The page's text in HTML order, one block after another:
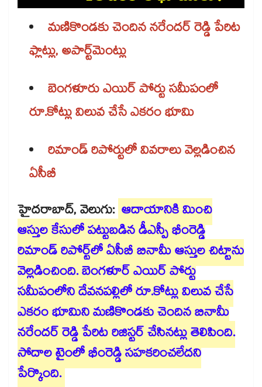
మణికొండకు చెందిన నరేందర్ రెడ్డి పేరిట
ఫ్లాట్లు, అపార్ట్‌‌‌‌‌‌‌‌మెంట్లు
బెంగళూరు ఎయిర్ పోర్టు సమీపంలో
రూ.కోట్లు విలువ చేసే ఎకరం భూమి
రిమాండ్ రిపోర్టులో వివరాలు వెల్లడించిన
ఏసీబీ
హైదరాబాద్‌‌‌‌‌‌‌‌, వెలుగు: ఆదాయానికి మించి
ఆస్తుల కేసులో పట్టుబడిన డీఎస్పీ భీంరెడ్డి
రిమాండ్ రిపోర్ట్‌‌‌‌‌‌‌‌లో ఏసీబీ బినామీ ఆస్తుల చిట్టాను
వెల్లడించింది. బెంగళూర్ ఎయిర్ పోర్టు
సమీపంలోని దేవనపల్లిలో రూ.కోట్లు విలువ చేసే
ఎకరం భూమిని మణికొండకు చెందిన బినామీ
నరేందర్ రెడ్డి పేరిట రిజిస్టర్‌‌‌‌‌‌‌‌ ‌‌‌‌‌‌‌‌చేసినట్లు తెలిపింది.
సోదాల టైంలో భీంరెడ్డి సహకరించలేదని
పేర్కొంది.